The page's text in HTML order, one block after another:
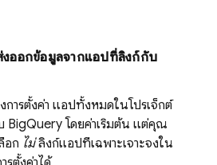
ออกข้อมูลจากแอปที่ลิงก์กับ
การตั้งค่า แอปทั้งหมดในโปรเจ็กต์
BigQuery โดยค่าเริ่มต้น แต่คุณ
อก ไม่ลิงก์แอปที่เฉพาะเจาะจงใน